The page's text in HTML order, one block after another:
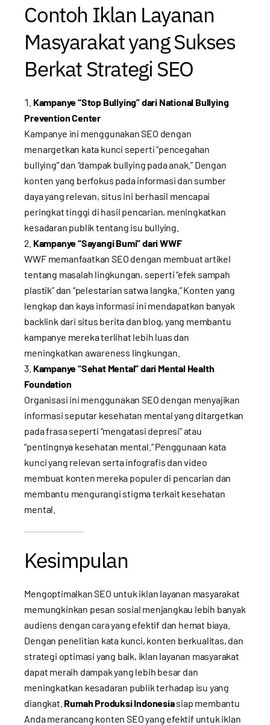
Contoh Iklan Layanan
Masyarakat yang Sukses
Berkat Strategi SEO
Kampanye “Stop Bullying” dari National Bullying
Prevention Center
Kampanye ini menggunakan SEO dengan
menargetkan kata kunci seperti “pencegahan
bullying” dan “dampak bullying pada anak.” Dengan
konten yang berfokus pada informasi dan sumber
daya yang relevan, situs ini berhasil mencapai
peringkat tinggi di hasil pencarian, meningkatkan
kesadaran publik tentang isu bullying.
Kampanye “Sayangi Bumi” dari WWF
WWF memanfaatkan SEO dengan membuat artikel
tentang masalah lingkungan, seperti “efek sampah
plastik” dan “pelestarian satwa langka.” Konten yang
lengkap dan kaya informasi ini mendapatkan banyak
backlink dari situs berita dan blog, yang membantu
kampanye mereka terlihat lebih luas dan
meningkatkan awareness lingkungan.
Kampanye “Sehat Mental” dari Mental Health
Foundation
Organisasi ini menggunakan SEO dengan menyajikan
informasi seputar kesehatan mental yang ditargetkan
pada frasa seperti “mengatasi depresi” atau
“pentingnya kesehatan mental.” Penggunaan kata
kunci yang relevan serta infografis dan video
membuat konten mereka populer di pencarian dan
membantu mengurangi stigma terkait kesehatan
mental.
Kesimpulan
Mengoptimalkan SEO untuk iklan layanan masyarakat
memungkinkan pesan sosial menjangkau lebih banyak
audiens dengan cara yang efektif dan hemat biaya.
Dengan penelitian kata kunci, konten berkualitas, dan
strategi optimasi yang baik, iklan layanan masyarakat
dapat meraih dampak yang lebih besar dan
meningkatkan kesadaran publik terhadap isu yang
diangkat. Rumah Produksi Indonesiasiap membantu
Anda merancang konten SEO yang efektif untuk iklan